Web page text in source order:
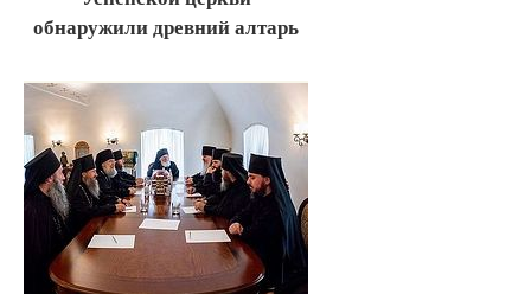
обнаружили древний алтарь